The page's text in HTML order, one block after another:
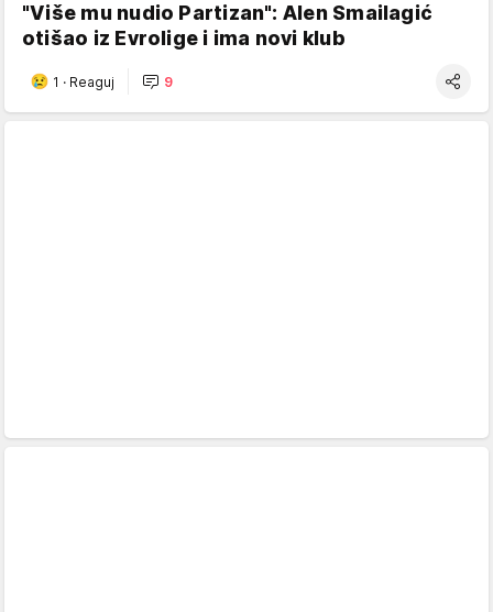
"Više mu nudio Partizan": Alen Smailagić
otišao iz Evrolige i ima novi klub
1 · Reaguj 9